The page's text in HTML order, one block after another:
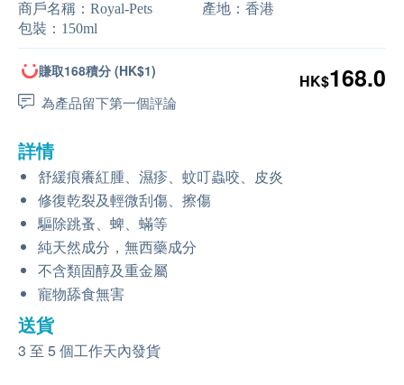
商戶名稱： Royal-Pets 產地： 香港
包裝： 150ml
賺取168積分 (HK$1)
為產品留下第一個評論
HK$168.0
詳情
舒緩痕癢紅腫、濕疹、蚊叮蟲咬、皮炎
修復乾裂及輕微刮傷、擦傷
驅除跳蚤、蜱、蟎等
純天然成分，無西藥成分
不含類固醇及重金屬
寵物舔食無害
送貨
3 至 5 個工作天內發貨